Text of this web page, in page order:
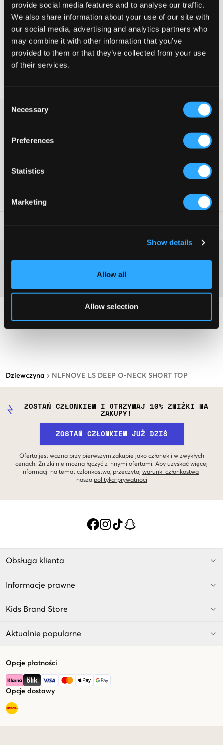
provide social media features and to analyse our traffic.
We also share information about your use of our site with
our social media, advertising and analytics partners who
may combine it with other information that you’ve
provided to them or that they’ve collected from your use
of their services.
Selection
Necessary
Preferences
Statistics
Marketing
Show details
Allow all
Allow selection
Dziewczyna NLFNOVE LS DEEP O-NECK SHORT TOP
WYBIERZ SWÓJ ROZMIAR
Darmowa dostawa od 199 zł
Ciemnoniebieska koszulka z długim rękawem od LMTD.
pasuje zarówno do spódnicy, jak i do spodni.
Dopasowany fason
Numer pozycji
ZOSTAŃ CZŁONKIEM I OTRZYMAJ 10% ZNIŻKI NA
ZAKUPY!
ZOSTAŃ CZŁONKIEM JUŻ DZIŚ
Oferta jest ważna przy pierwszym zakupie jako członek i w zwykłych
cenach. Zniżki nie można łączyć z innymi ofertami. Aby uzyskać więcej
informacji na temat członkostwa, przeczytaj warunki członkostwa i
nasza polityka-prywatnoci
Obsługa klienta
Informacje prawne
Kids Brand Store
Aktualnie popularne
Opcje płatności
Opcje dostawy